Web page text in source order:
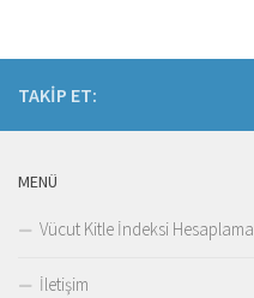
TAKIP ET:
MENÜ
Vücut Kitle İndeksi Hesaplama
İletişim